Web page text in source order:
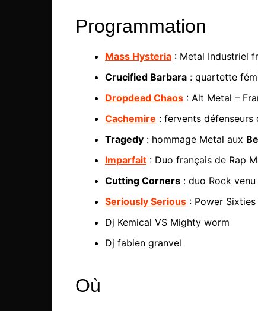
Programmation
Mass Hysteria : Metal Industriel
Crucified Barbara : quartette
Dropdead Chaos : Alt Metal –
Cachemire : fervents défenseurs
Tragedy : hommage Metal aux
Imparfait : Duo français de Rap
Cutting Corners : duo Rock
Seriously Serious : Power Sixties
Dj Kemical VS Mighty worm
Dj fabien granvel
Où